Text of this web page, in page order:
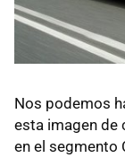
Nos podemos
esta imagen de
en el segmento